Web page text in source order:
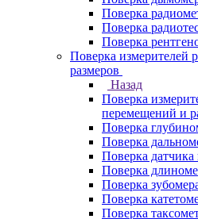
Поверка
Поверка
Поверка
Поверка измерителей
размеров
Назад
Поверка
перемещений и
Поверка
Поверка
Поверка
Поверка
Поверка
Поверка
Поверка